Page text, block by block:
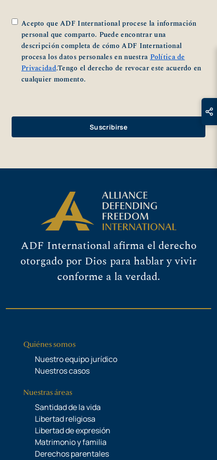
*
Acepto que ADF International procese la información
personal que comparto. Puede encontrar una
descripción completa de cómo ADF International
procesa los datos personales en nuestraPolítica de
Privacidad.Tengo el derecho de revocar este acuerdo en
cualquier momento.
ADF International afirma el derecho
otorgado por Dios para hablar y vivir
conforme a la verdad.
Quiénes somos
Nuestro equipo jurídico
Nuestros casos
Nuestras áreas
Santidad de la vida
Libertad religiosa
Libertad de expresión
Matrimonio y familia
Derechos parentales